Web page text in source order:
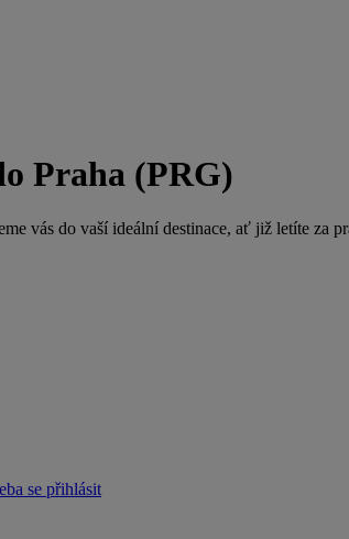
Praha (PRG)
vás do vaší ideální destinace, ať již letíte za
se přihlásit